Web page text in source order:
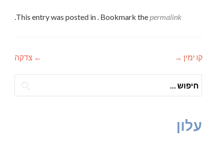
This entry was posted in . Bookmark thepermalink
.
← צדקה קו ימין →
עלון